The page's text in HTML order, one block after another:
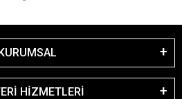
HİZMETLERİ